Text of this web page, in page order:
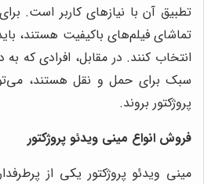
تطبیق آن با نیازهای کاربر است.
تماشای فیلم‌های باکیفیت هستند،
انتخاب کنند. در مقابل، افرادی که
سبک برای حمل و نقل هستند،
پروژکتور بروند.
فروش انواع مینی ویدئو پروژکتور
مینی ویدئو پروژکتور یکی از